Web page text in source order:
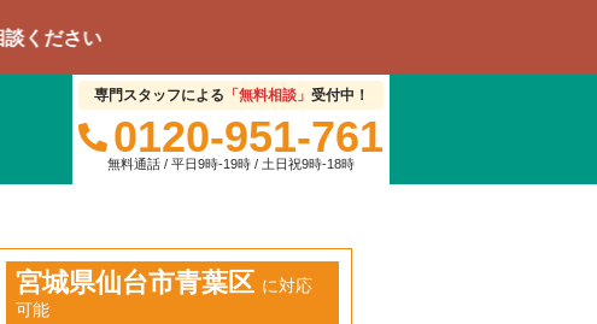
専門スタッフによる 「無料相談」 受付中！
0120-951-761
無料通話 / 平日9時-19時 / 土日祝9時-18時
宮城県仙台市青葉区 に対応
可能